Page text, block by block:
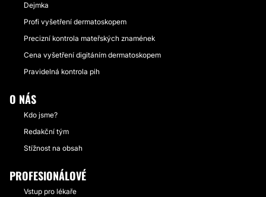
Dejmka
Profi vyšetření dermatoskopem
Precizní kontrola mateřských znamének
Cena vyšetření digitáním dermatoskopem
Pravidelná kontrola pih
O NÁS
Kdo jsme?
Redakční tým
Stížnost na obsah
PROFESIONÁLOVÉ
Vstup pro lékaře